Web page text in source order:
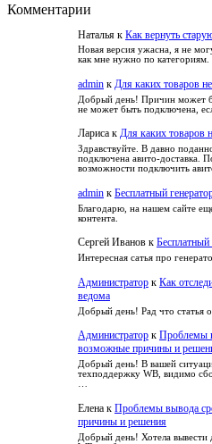
в
зависимость
потерять
читателя
и
как
его
Комментарии
Наталья к Как вернуть
Новая версия ужасна, я не
как мне нужно по
admin к Для каких товаров
Добрый день! Причин может
не может быть подключена,
Лариса к Для каких товаров
Здравствуйте. В давно
подключена авито-доставка.
возможности подключить
admin к Бесплатный
Благодарю, на нашем сайте
контента.
Сергей Иванов к Бесплатный
Интересная сатья про
Администратор к Как
ведома
Добрый день! Рад что статья
Администратор к Проблемы
возможные причины и
Добрый день! В вашей
техподдержку WB, видимо
Елена к Проблемы вывода
причины и решения
Добрый день! Хотела вывести